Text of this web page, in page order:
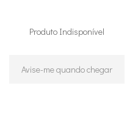
Produto Indisponível
Avise-me quando chegar